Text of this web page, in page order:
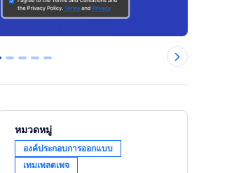
1 2 3 4
หมวดหมู่
องค์ประกอบการออกแบบ
เทมเพลตเพจ